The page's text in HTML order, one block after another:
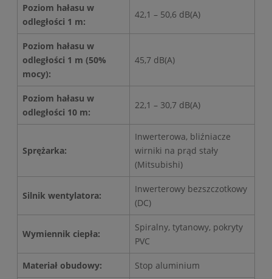
Poziom hałasu w
odległości 1 m:
42,1 – 50,6 dB(A)
Poziom hałasu w
odległości 1 m (50%
mocy):
45,7 dB(A)
Poziom hałasu w
odległości 10 m:
22,1 – 30,7 dB(A)
Sprężarka:
Inwerterowa, bliźniacze
wirniki na prąd stały
(Mitsubishi)
Silnik wentylatora:
Inwerterowy bezszczotkowy
(DC)
Wymiennik ciepła:
Spiralny, tytanowy, pokryty
PVC
Materiał obudowy: Stop aluminium